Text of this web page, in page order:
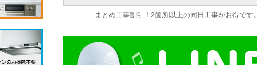
まとめ工事割引！2箇所以上の同日工事がお得です。